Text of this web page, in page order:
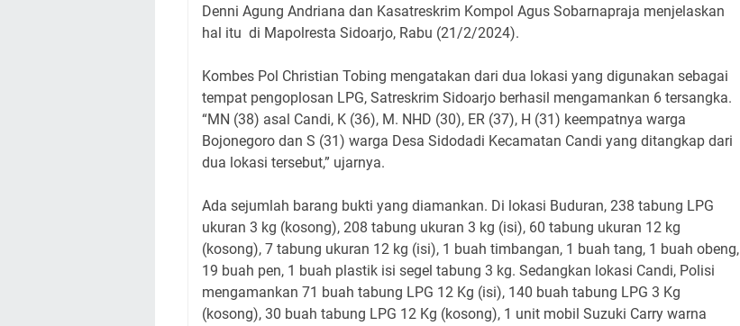
Denni Agung Andriana dan Kasatreskrim Kompol Agus Sobarnapraja menjelaskan
hal itu di Mapolresta Sidoarjo, Rabu (21/2/2024).
Kombes Pol Christian Tobing mengatakan dari dua lokasi yang digunakan sebagai
tempat pengoplosan LPG, Satreskrim Sidoarjo berhasil mengamankan 6 tersangka.
“MN (38) asal Candi, K (36), M. NHD (30), ER (37), H (31) keempatnya warga
Bojonegoro dan S (31) warga Desa Sidodadi Kecamatan Candi yang ditangkap dari
dua lokasi tersebut,” ujarnya.
Ada sejumlah barang bukti yang diamankan. Di lokasi Buduran, 238 tabung LPG
ukuran 3 kg (kosong), 208 tabung ukuran 3 kg (isi), 60 tabung ukuran 12 kg
(kosong), 7 tabung ukuran 12 kg (isi), 1 buah timbangan, 1 buah tang, 1 buah obeng,
19 buah pen, 1 buah plastik isi segel tabung 3 kg. Sedangkan lokasi Candi, Polisi
mengamankan 71 buah tabung LPG 12 Kg (isi), 140 buah tabung LPG 3 Kg
(kosong), 30 buah tabung LPG 12 Kg (kosong), 1 unit mobil Suzuki Carry warna